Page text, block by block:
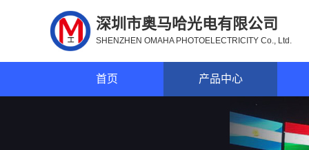
深圳市奥马哈光电有限公司
SHENZHEN OMAHA PHOTOELECTRICITY Co., Ltd.
首页 产品中心